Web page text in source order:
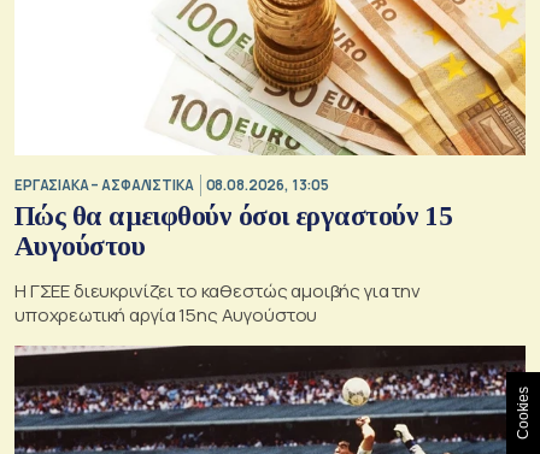
ΕΡΓΑΣΙΑΚΑ – ΑΣΦΑΛΙΣΤΙΚΑ 08.08.2026, 13:05
Πώς θα αμειφθούν όσοι εργαστούν 15
Αυγούστου
Η ΓΣΕΕ διευκρινίζει το καθεστώς αμοιβής για την
υποχρεωτική αργία 15ης Αυγούστου
Cookies